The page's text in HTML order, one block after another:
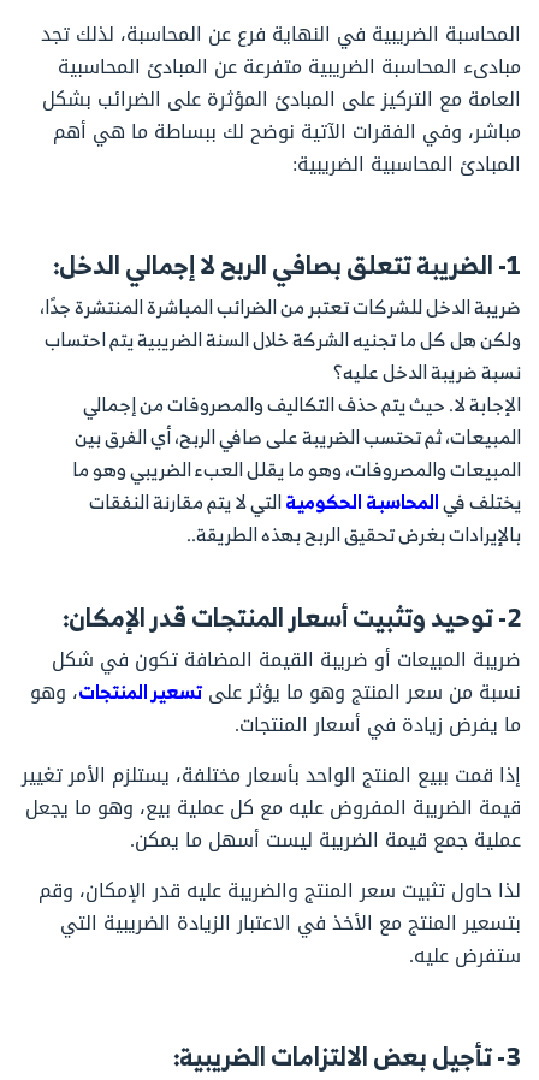
المحاسبة الضريبية في النهاية فرع عن المحاسبة، لذلك تجد
مبادىء المحاسبة الضريبية متفرعة عن المبادئ المحاسبية
العامة مع التركيز على المبادئ المؤثرة على الضرائب بشكل
مباشر، وفي الفقرات الآتية نوضح لك ببساطة ما هي أهم
المبادئ المحاسبية الضريبية:
1- الضريبة تتعلق بصافي الربح لا إجمالي الدخل:
ضريبة الدخل للشركات تعتبر من الضرائب المباشرة المنتشرة جدًا،
ولكن هل كل ما تجنيه الشركة خلال السنة الضريبية يتم احتساب
نسبة ضريبة الدخل عليه؟
الإجابة لا. حيث يتم حذف التكاليف والمصروفات من إجمالي
المبيعات، ثم تحتسب الضريبة على صافي الربح، أي الفرق بين
المبيعات والمصروفات، وهو ما يقلل العبء الضريبي وهو ما
يختلف فيالمحاسبة الحكوميةالتي لا يتم مقارنة النفقات
بالإيرادات بغرض تحقيق الربح بهذه الطريقة..
2- توحيد وتثبيت أسعار المنتجات قدر الإمكان:
ضريبة المبيعات أو ضريبة القيمة المضافة تكون في شكل
نسبة من سعر المنتج وهو ما يؤثر علىتسعير المنتجات، وهو
ما يفرض زيادة في أسعار المنتجات.
إذا قمت ببيع المنتج الواحد بأسعار مختلفة، يستلزم الأمر تغيير
قيمة الضريبة المفروض عليه مع كل عملية بيع، وهو ما يجعل
عملية جمع قيمة الضريبة ليست أسهل ما يمكن.
لذا حاول تثبيت سعر المنتج والضريبة عليه قدر الإمكان، وقم
بتسعير المنتج مع الأخذ في الاعتبار الزيادة الضريبية التي
ستفرض عليه.
3- تأجيل بعض الالتزامات الضريبية: